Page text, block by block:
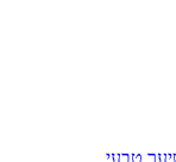
טבעי